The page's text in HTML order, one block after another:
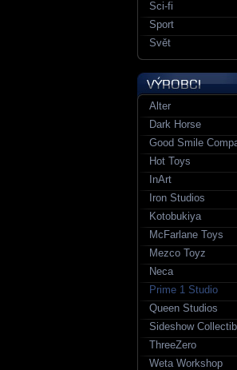
Sci-fi
Sport
Svět
Alter
Dark Horse
Good Smile
Hot Toys
InArt
Iron Studios
Kotobukiya
McFarlane Toys
Mezco Toyz
Neca
Prime 1 Studio
Queen Studios
Sideshow
ThreeZero
Weta Workshop